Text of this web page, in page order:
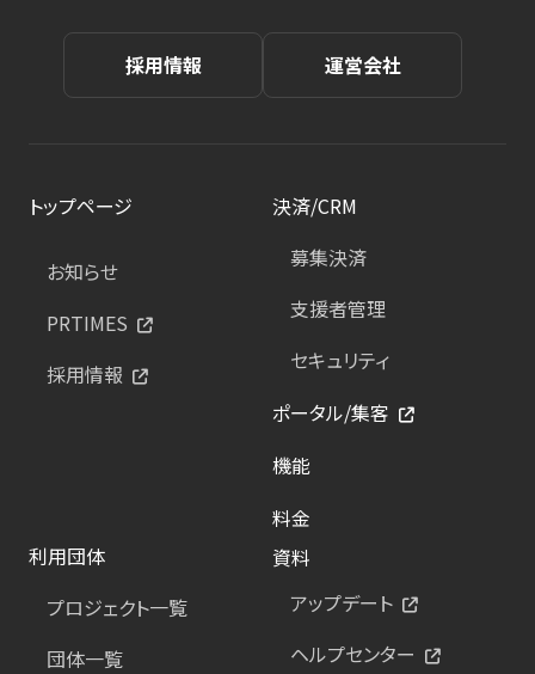
採用情報 運営会社
トップページ
お知らせ
PRTIMES
採用情報
決済/CRM
募集決済
支援者管理
セキュリティ
ポータル/集客
機能
料金
利用団体
プロジェクト一覧
団体一覧
資料
アップデート
ヘルプセンター